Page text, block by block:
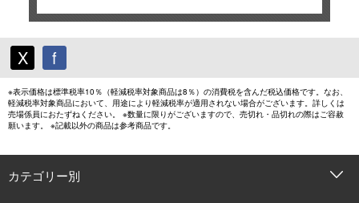
X f
※表示価格は標準税率10％（軽減税率対象商品は8％）の消費税を含んだ税込価格です。なお、
軽減税率対象商品において、用途により軽減税率が適用されない場合がございます。詳しくは
売場係員におたずねください。 ※数量に限りがございますので、売切れ・品切れの際はご容赦
願います。 ※記載以外の商品は参考商品です。
カテゴリー別